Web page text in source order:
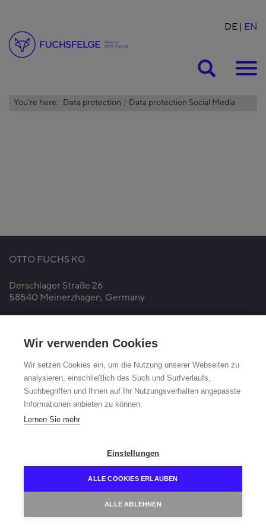
DE EN
You're here: Data protection Data protection Social Media
OTTO FUCHS KG
Derschlager Straße 26
58540 Meinerzhagen, Germany
Mo - Fr 8:00 - 12:00 a.m. and 1:00 - 3:00 p.m. (CET)
fuchsfelge@otto-fuchs.com
Wir verwenden Cookies
Wir setzen Cookies ein, um die Nutzung unserer Webseiten zu
analysieren, einschließlich des Such und Surfverlaufs,
Suchbegriffen und Ihnen auf Ihr Nutzungsverhalten angepasste
Informationen anbieten zu können.
Lernen Sie mehr
Einstellungen
ALLE COOKIES ERLAUBEN
ALLE ABLEHNEN